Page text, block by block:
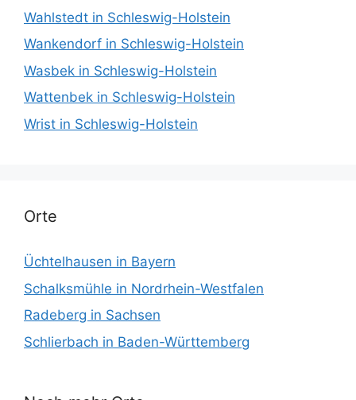
Wahlstedt in Schleswig-Holstein
Wankendorf in Schleswig-Holstein
Wasbek in Schleswig-Holstein
Wattenbek in Schleswig-Holstein
Wrist in Schleswig-Holstein
Orte
Üchtelhausen in Bayern
Schalksmühle in Nordrhein-Westfalen
Radeberg in Sachsen
Schlierbach in Baden-Württemberg